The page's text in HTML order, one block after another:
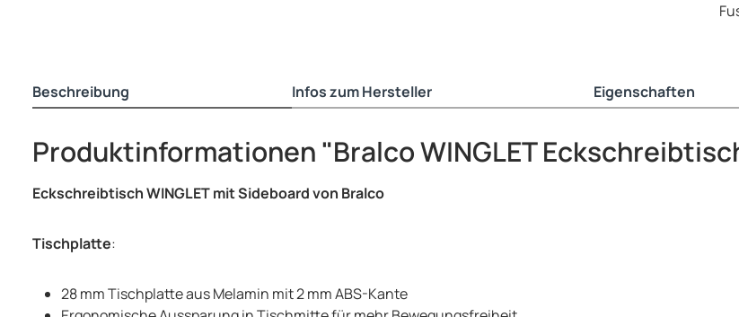
Beschreibung Infos zum Hersteller Eigenschaften
Produktinformationen "Bralco WINGLET
Eckschreibtisch WINGLET mit Sideboard von Bralco
Tischplatte:
28 mm Tischplatte aus Melamin mit 2 mm ABS-Kante